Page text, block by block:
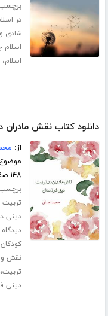
در
شادی
اسلام،
دانلود کتاب نقش مادران
از:
۱۴۸ صفحه
تربیت
دینی
نقش
تربیت
دینی